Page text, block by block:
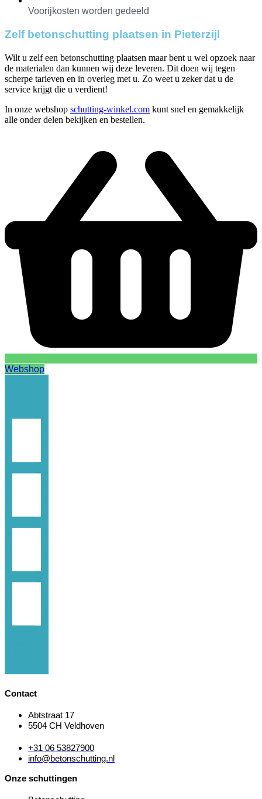
Voorijkosten worden gedeeld
Zelf betonschutting plaatsen in Pieterzijl
Wilt u zelf een betonschutting plaatsen maar bent u wel opzoek naar
de materialen dan kunnen wij deze leveren. Dit doen wij tegen
scherpe tarieven en in overleg met u. Zo weet u zeker dat u de
service krijgt die u verdient!
In onze webshop schutting-winkel.com kunt snel en gemakkelijk
alle onder delen bekijken en bestellen.
Webshop
Contact
Abtstraat 17
5504 CH Veldhoven
+31 06 53827900
info@betonschutting.nl
Onze schuttingen